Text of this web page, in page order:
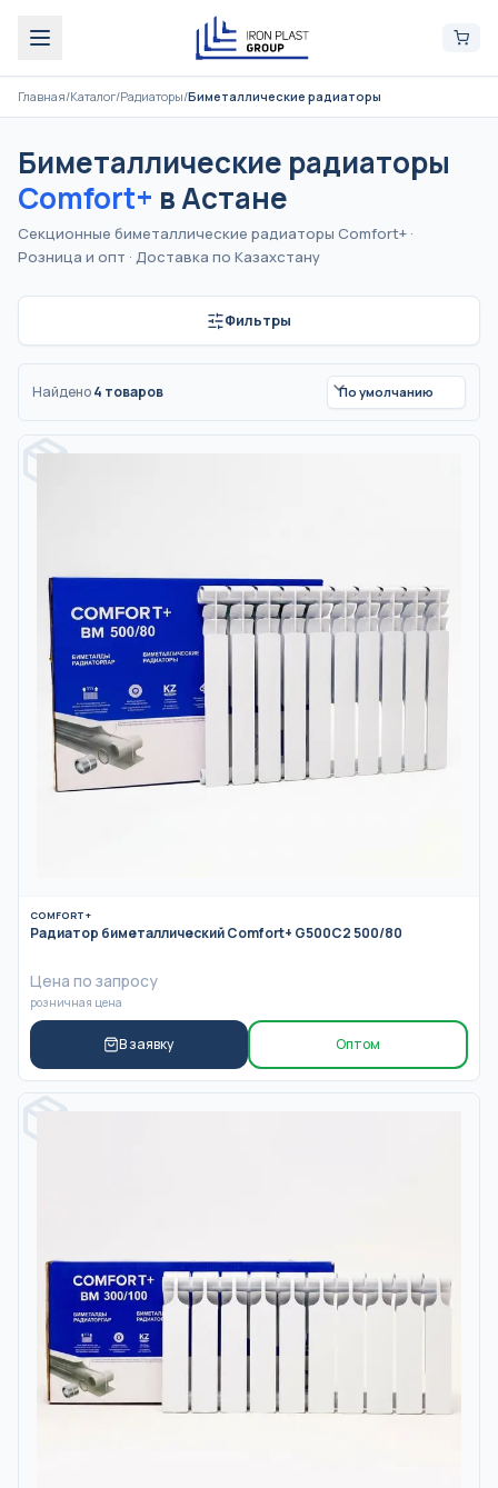
Главная/Каталог/Радиаторы/Биметаллические радиаторы
Биметаллические радиаторы
Comfort+ в Астане
Секционные биметаллические радиаторы Comfort+ ·
Розница и опт · Доставка по Казахстану
Фильтры
Найдено4 товаров
COMFORT+
Радиатор биметаллический Comfort+ G500C2 500/80
Цена по запросу
розничная цена
В заявку Оптом